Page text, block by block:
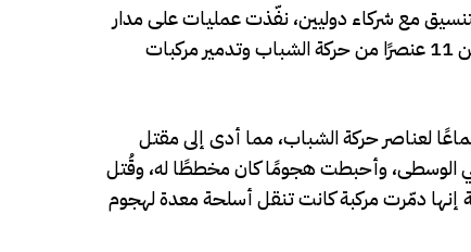
مع شركاء دوليين، نفّذت عمليات على مدار
ثلاثة أيام في مناطق بأقاليم هيران، شبيلي الوسطى، وجلجدود، أسفرت عن مقتل ما لا يقل عن 11 عنصرًا من حركة الشباب وتدمير مركبات
واستهدفت اجتماعًا لعناصر حركة الشباب، مما أدى إلى مقتل
في منطقة دار النعمة بشبيلي الوسطى، وأحبطت هجومًا كان مخططًا له، وقُتل
عبد الله جاني. وفي 14 أغسطس، قالت الوكالة إنها دمّرت مركبة كانت تنقل أسلحة معدة لهجوم